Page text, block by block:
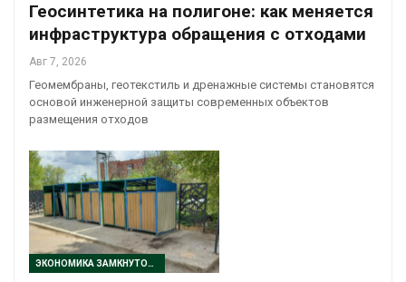
Геосинтетика на полигоне: как меняется
инфраструктура обращения с отходами
Авг 7, 2026
Геомембраны, геотекстиль и дренажные системы становятся
основой инженерной защиты современных объектов
размещения отходов
ЭКОНОМИКА ЗАМКНУТОГО ЦИКЛА